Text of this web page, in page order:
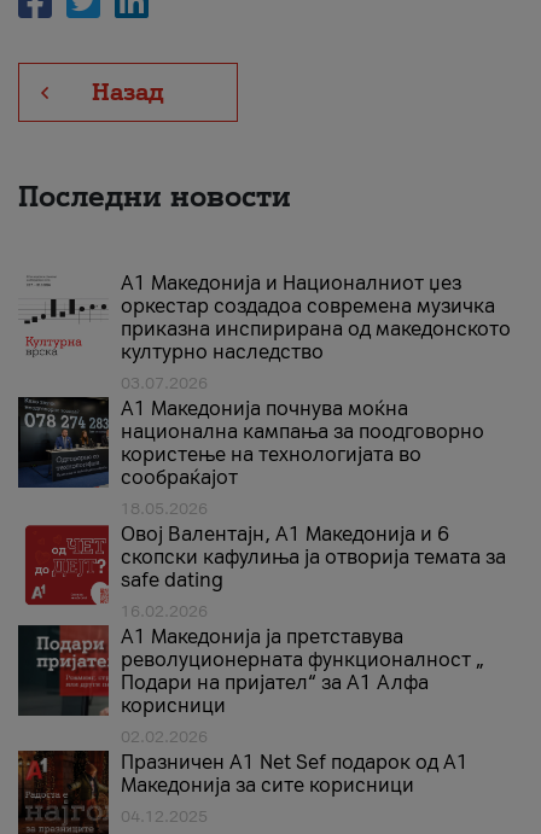
Назад
Последни новости
А1 Македонија и Националниот џез
оркестар создадоа современа музичка
приказна инспирирана од македонското
културно наследство
03.07.2026
A1 Македонија почнува моќна
национална кампања за поодговорно
користење на технологијата во
сообраќајот
18.05.2026
Овој Валентајн, A1 Македонија и 6
скопски кафулиња ја отворија темата за
safe dating
16.02.2026
А1 Македонија ја претставува
револуционерната функционалност „
Подари на пријател“ за А1 Алфа
корисници
02.02.2026
Празничен A1 Net Sеf подарок од А1
Македонија за сите корисници
04.12.2025